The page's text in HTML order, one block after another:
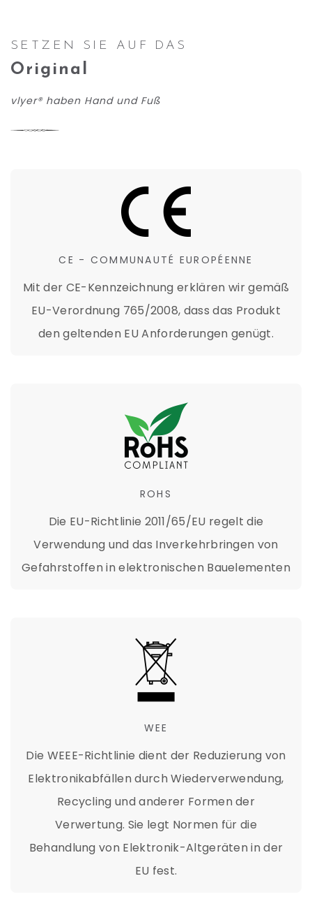
SETZEN SIE AUF DAS
Original
vlyer® haben Hand und Fuß
CE - COMMUNAUTÉ EUROPÉENNE
Mit der CE-Kennzeichnung erklären wir gemäß
EU-Verordnung 765/2008, dass das Produkt
den geltenden EU Anforderungen genügt.
ROHS
Die EU-Richtlinie 2011/65/EU regelt die
Verwendung und das Inverkehrbringen von
Gefahrstoffen in elektronischen Bauelementen
WEE
Die WEEE-Richtlinie dient der Reduzierung von
Elektronikabfällen durch Wiederverwendung,
Recycling und anderer Formen der
Verwertung. Sie legt Normen für die
Behandlung von Elektronik-Altgeräten in der
EU fest.